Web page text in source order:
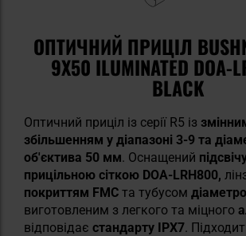
ОПТИЧНИЙ ПРИЦІЛ
9X50 ILUMINATED DOA-
BLACK
Оптичний приціл із серії R5 із
збільшенням у діапазоні 3-9 та
об'єктива 50 мм. Оснащений
прицільною сіткою DOA-LRH800,
покриттям FMC та тубусом
виготовленим з легкого та міцного
відповідає стандарту IPX7.